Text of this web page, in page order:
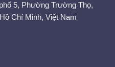
5, Phường Trường Thọ,
Chí Minh, Việt Nam